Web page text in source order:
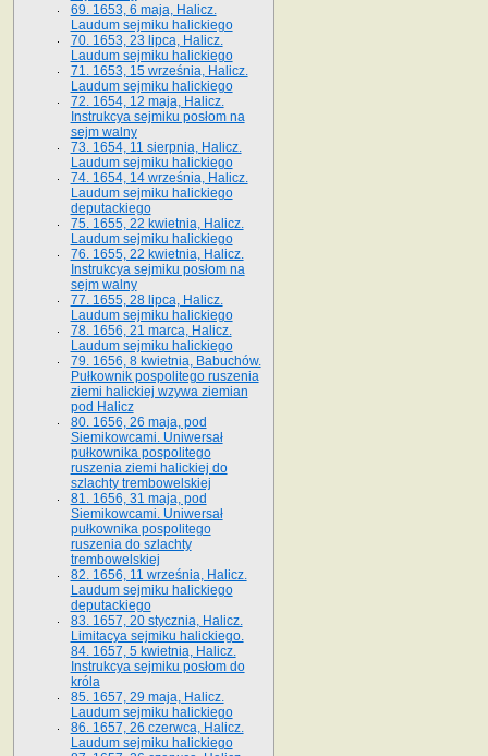
69. 1653, 6 maja, Halicz.
Laudum sejmiku halickiego
70. 1653, 23 lipca, Halicz.
Laudum sejmiku halickiego
71. 1653, 15 września, Halicz.
Laudum sejmiku halickiego
72. 1654, 12 maja, Halicz.
Instrukcya sejmiku posłom na
sejm walny
73. 1654, 11 sierpnia, Halicz.
Laudum sejmiku halickiego
74. 1654, 14 września, Halicz.
Laudum sejmiku halickiego
deputackiego
75. 1655, 22 kwietnia, Halicz.
Laudum sejmiku halickiego
76. 1655, 22 kwietnia, Halicz.
Instrukcya sejmiku posłom na
sejm walny
77. 1655, 28 lipca, Halicz.
Laudum sejmiku halickiego
78. 1656, 21 marca, Halicz.
Laudum sejmiku halickiego
79. 1656, 8 kwietnia, Babuchów.
Pułkownik pospolitego ruszenia
ziemi halickiej wzywa ziemian
pod Halicz
80. 1656, 26 maja, pod
Siemikowcami. Uniwersał
pułkownika pospolitego
ruszenia ziemi halickiej do
szlachty trembowelskiej
81. 1656, 31 maja, pod
Siemikowcami. Uniwersał
pułkownika pospolitego
ruszenia do szlachty
trembowelskiej
82. 1656, 11 września, Halicz.
Laudum sejmiku halickiego
deputackiego
83. 1657, 20 stycznia, Halicz.
Limitacya sejmiku halickiego.
84. 1657, 5 kwietnia, Halicz.
Instrukcya sejmiku posłom do
króla
85. 1657, 29 maja, Halicz.
Laudum sejmiku halickiego
86. 1657, 26 czerwca, Halicz.
Laudum sejmiku halickiego